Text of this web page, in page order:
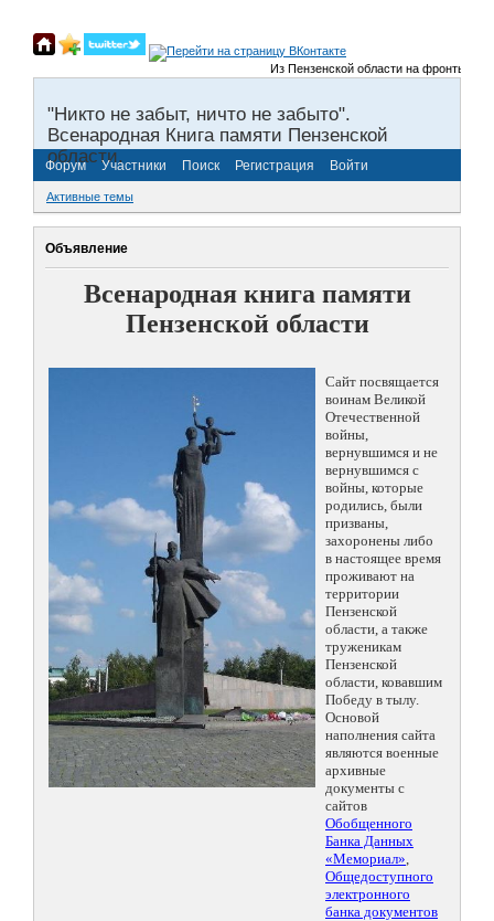
Из Пензенской области на фронты
"Никто не забыт, ничто не забыто".
Всенародная Книга памяти Пензенской
области.
Форум Участники Поиск Регистрация Войти
Активные темы
Объявление
Всенародная книга памяти
Пензенской области
Сайт посвящается
воинам Великой
Отечественной
войны,
вернувшимся и не
вернувшимся с
войны, которые
родились, были
призваны,
захоронены либо
в настоящее время
проживают на
территории
Пензенской
области, а также
труженикам
Пензенской
области, ковавшим
Победу в тылу.
Основой
наполнения сайта
являются военные
архивные
документы с
сайтов
Обобщенного
Банка Данных
«Мемориал»,
Общедоступного
электронного
банка документов